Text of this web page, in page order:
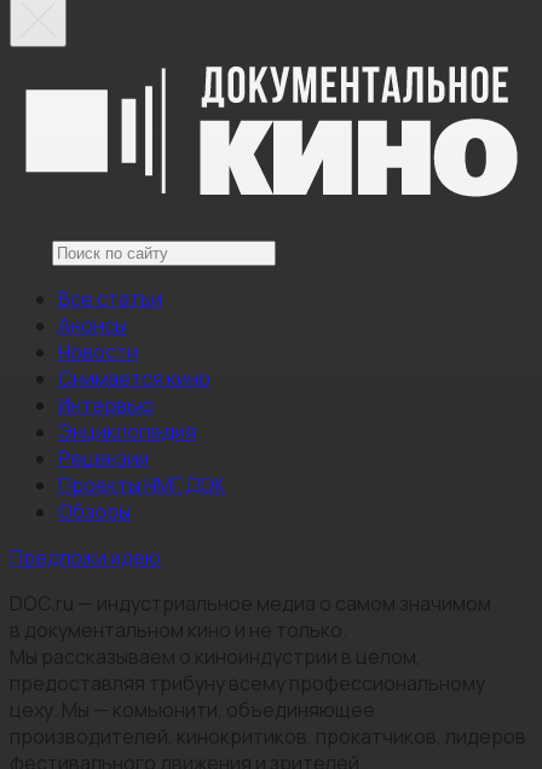
Все статьи
Анонсы
Новости
Снимается кино
Интервью
Энциклопедия
Рецензии
Проекты НМГ ДОК
Обзоры
Предложи идею
DOC.ru — индустриальное медиа о самом значимом
в документальном кино и не только.
Мы рассказываем о киноиндустрии в целом,
предоставляя трибуну всему профессиональному
цеху. Мы — комьюнити, объединяющее
производителей, кинокритиков, прокатчиков, лидеров
фестивального движения и зрителей.